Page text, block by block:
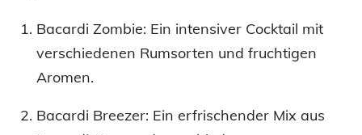
Bacardi Zombie: Ein intensiver Cocktail mit
verschiedenen Rumsorten und fruchtigen
Aromen.
Bacardi Breezer: Ein erfrischender Mix aus